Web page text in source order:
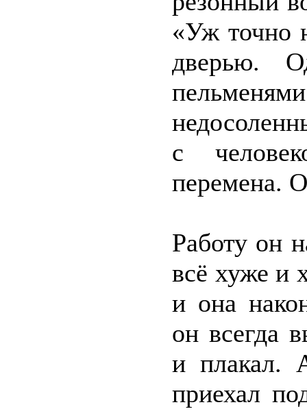
«Уж точно
дверью.
с
перемена.
Работу он
всё хуже и
и она
он всегда
и плакал.
приехал